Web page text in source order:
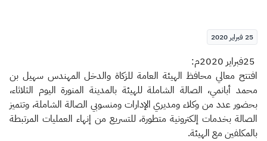
اقتراحات
الزكاة
الإقرار الضريبي
25 فبراير 2020
افتتح معالي محافظ الهيئة العامة للزكاة والدخل المهندس سهيل بن
محمد أبانمي، الصالة الشاملة للهيئة بالمدينة المنورة اليوم الثلاثاء،
بحضور عدد من وكلاء ومديري الإدارات ومنسوبي الصالة الشاملة، وتتميز
الصالة بخدمات إلكترونية متطورة، للتسريع من إنهاء العمليات المرتبطة
بالمكلفين مع الهيئة.